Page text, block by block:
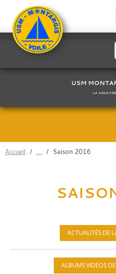
USM
LA VOILE
Accueil Saison 2016
ACTUALITÉS DE
ALBUMS VIDÉOS
Panneau de gestion des cookies